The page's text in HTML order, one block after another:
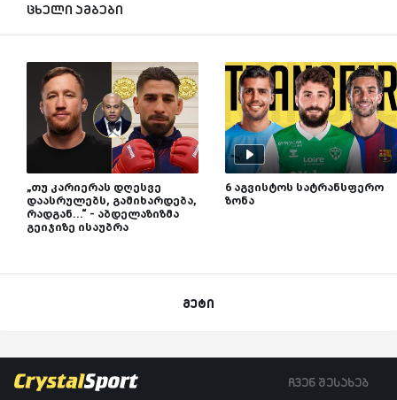
ცხელი ამბები
„თუ კარიერას დღესვე
დაასრულებს, გამიხარდება,
რადგან...“ - აბდელაზიზმა
გეიჯიზე ისაუბრა
6 აგვისტოს სატრანსფერო
ზონა
მეტი
ჩვენ შესახებ